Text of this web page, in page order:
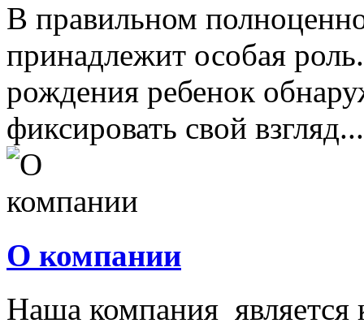
В правильном
принадлежит особая
рождения ребенок
фиксировать свой взгляд...
О компании
Наша компания